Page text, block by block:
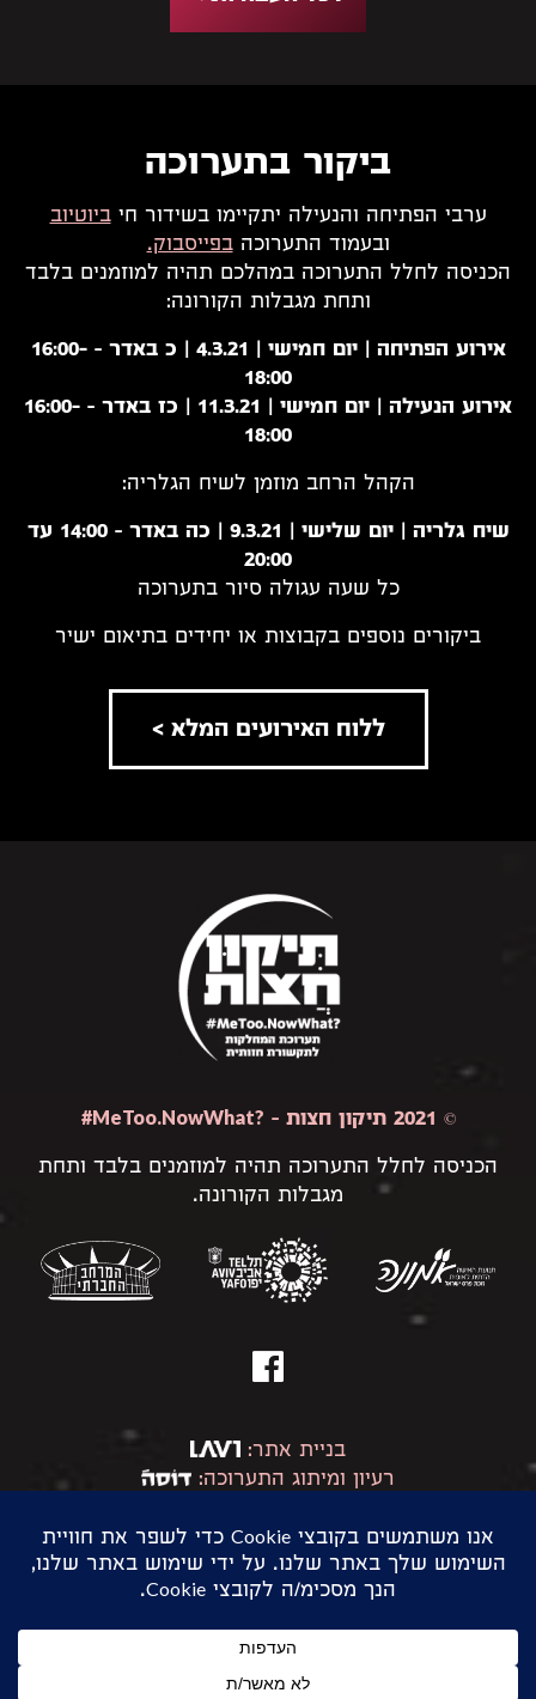
ביקור בתערוכה
ערבי הפתיחה והנעילה יתקיימו בשידור חיביוטיוב
ובעמוד התערוכהבפייסבוק.
הכניסה לחלל התערוכה במהלכם תהיה למוזמנים בלבד
ותחת מגבלות הקורונה:
אירוע הפתיחה | יום חמישי | 4.3.21 | כ באדר – 16:00-
18:00
אירוע הנעילה | יום חמישי | 11.3.21 | כז באדר – 16:00-
18:00
הקהל הרחב מוזמן לשיח הגלריה:
שיח גלריה | יום שלישי | 9.3.21 | כה באדר – 14:00 עד
20:00
כל שעה עגולה סיור בתערוכה
ביקורים נוספים בקבוצות או יחידים בתיאום ישיר
ללוח האירועים המלא >
© 2021 תיקון חצות – #MeToo.NowWhat?
הכניסה לחלל התערוכה תהיה למוזמנים בלבד ותחת
מגבלות הקורונה.
פייסבוק
בניית אתר:
רעיון ומיתוג התערוכה:
מדיניות פרטיות